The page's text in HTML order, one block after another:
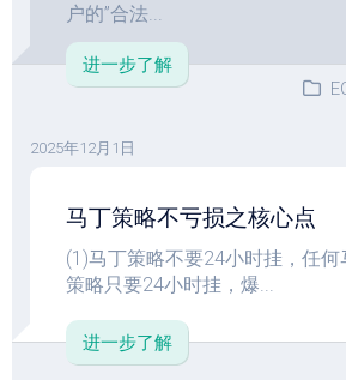
户的”合法...
进一步了解
2025年12月1日
马丁策略不亏损之核心点
(1)马丁策略不要24小时挂，任何
策略只要24小时挂，爆...
进一步了解